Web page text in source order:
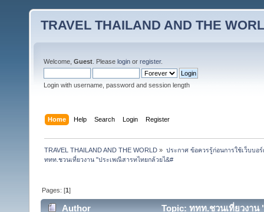
TRAVEL THAILAND AND THE
Welcome, Guest . Please login or register.
Login with username, password and session length
Home Help Search Login Register
TRAVEL THAILAND AND THE WORLD » ประกาศ ข้อควรรู้ก่อนการใช้เว็บบอร์
ททท.ชวนเที่ยวงาน "ประเพณีสารทไทยกล้วยไ&#
Pages: [1]
Author Topic: ททท.ชวนเที่ยวงาน